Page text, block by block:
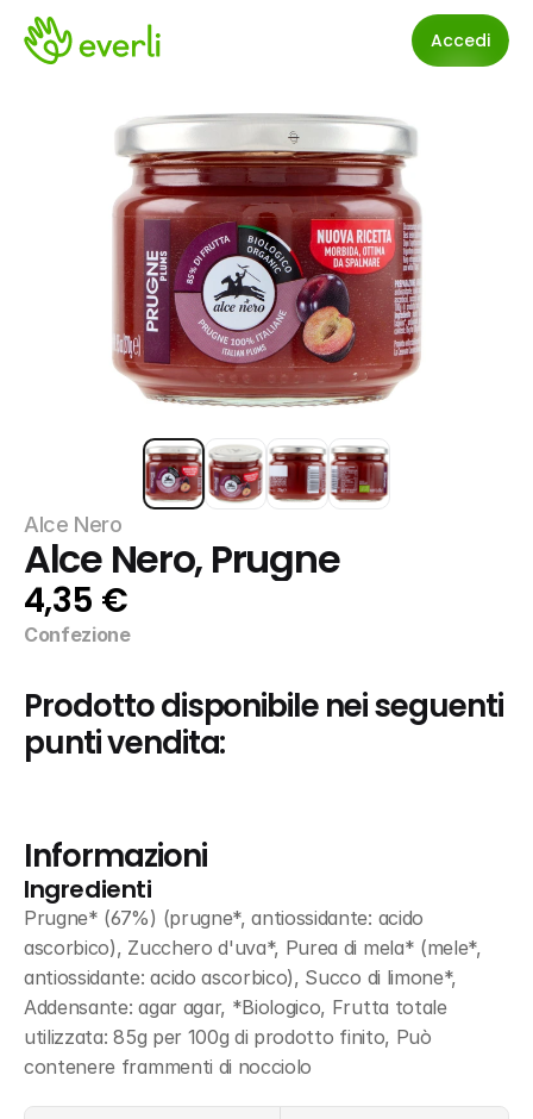
Accedi
Alce Nero
Alce Nero, Prugne
4,35 €
Confezione
Prodotto disponibile nei seguenti
punti vendita:
Informazioni
Ingredienti
Prugne* (67%) (prugne*, antiossidante: acido
ascorbico), Zucchero d'uva*, Purea di mela* (mele*,
antiossidante: acido ascorbico), Succo di limone*,
Addensante: agar agar, *Biologico, Frutta totale
utilizzata: 85g per 100g di prodotto finito, Può
contenere frammenti di nocciolo